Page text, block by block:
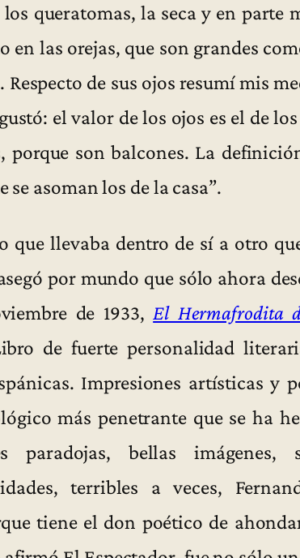
queratomas, la seca y en parte
en las orejas, que son grandes
de sus ojos resumí mis
el valor de los ojos es el de
porque son balcones. La
se asoman los de la casa”.
que llevaba dentro de sí a otro
por mundo que sólo ahora
de 1933, El Hermafrodita
de fuerte personalidad
Impresiones artísticas y
más penetrante que se ha
paradojas, bellas imágenes,
terribles a veces,
tiene el don poético de